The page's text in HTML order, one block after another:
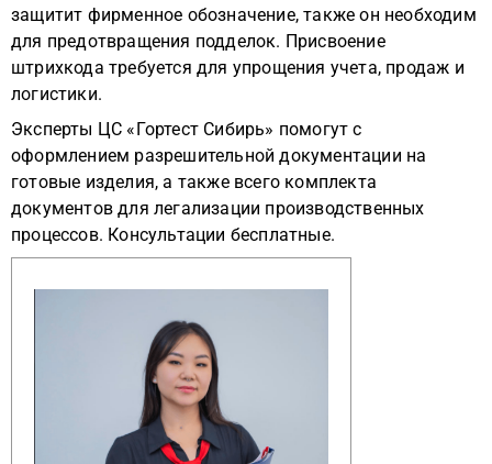
защитит фирменное обозначение, также он необходим
для предотвращения подделок. Присвоение
штрихкода требуется для упрощения учета, продаж и
логистики.
Эксперты ЦС «Гортест Сибирь» помогут с
оформлением разрешительной документации на
готовые изделия, а также всего комплекта
документов для легализации производственных
процессов. Консультации бесплатные.